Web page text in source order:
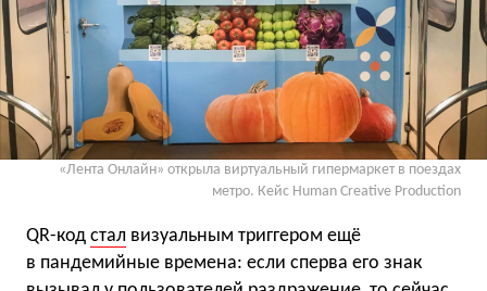
«Лента Онлайн» открыла виртуальный гипермаркет в поездах
метро. Кейс Human Creative Production
QR-код стал визуальным триггером ещё
в пандемийные времена: если сперва его знак